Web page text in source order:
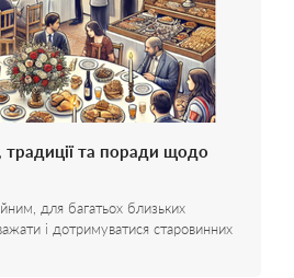
та поради щодо
для багатьох близьких
і дотримуватися старовинних